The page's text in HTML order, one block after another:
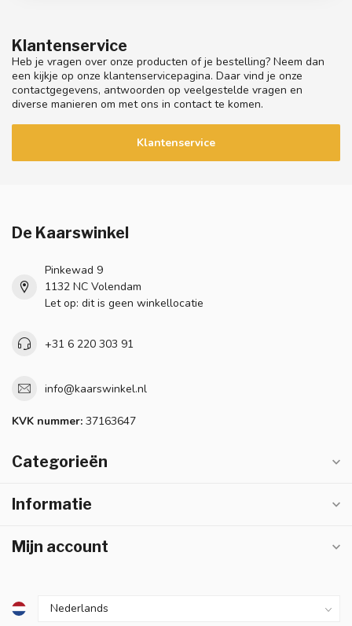
Klantenservice
Heb je vragen over onze producten of je bestelling? Neem dan
een kijkje op onze klantenservicepagina. Daar vind je onze
contactgegevens, antwoorden op veelgestelde vragen en
diverse manieren om met ons in contact te komen.
Klantenservice
De Kaarswinkel
Pinkewad 9
1132 NC Volendam
Let op: dit is geen winkellocatie
+31 6 220 303 91
info@kaarswinkel.nl
KVK nummer: 37163647
Categorieën
Informatie
Mijn account